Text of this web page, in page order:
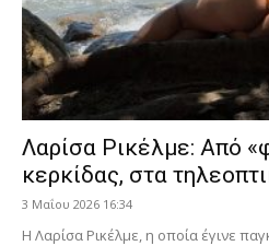
Λαρίσα Ρικέλμε: Από
κερκίδας, στα
3 Μαΐου 2026 16:34
Η Λαρίσα Ρικέλμε, η οποία έγινε